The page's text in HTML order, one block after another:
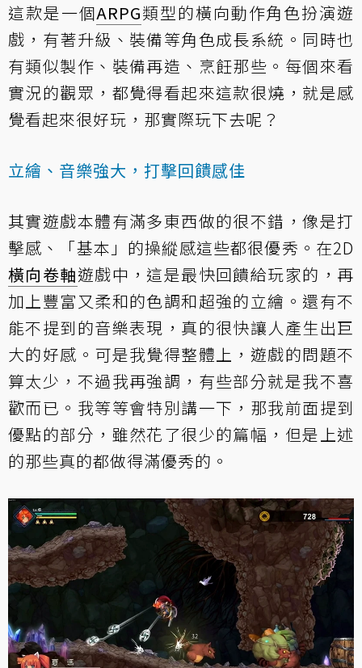
這款是一個ARPG類型的橫向動作角色扮演遊
戲，有著升級、裝備等角色成長系統。同時也
有類似製作、裝備再造、烹飪那些。每個來看
實況的觀眾，都覺得看起來這款很燒，就是感
覺看起來很好玩，那實際玩下去呢？
立繪、音樂強大，打擊回饋感佳
其實遊戲本體有滿多東西做的很不錯，像是打
擊感、「基本」的操縱感這些都很優秀。在2D
橫向卷軸遊戲中，這是最快回饋給玩家的，再
加上豐富又柔和的色調和超強的立繪。還有不
能不提到的音樂表現，真的很快讓人產生出巨
大的好感。可是我覺得整體上，遊戲的問題不
算太少，不過我再強調，有些部分就是我不喜
歡而已。我等等會特別講一下，那我前面提到
優點的部分，雖然花了很少的篇幅，但是上述
的那些真的都做得滿優秀的。